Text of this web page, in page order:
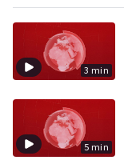
3 min
5 min